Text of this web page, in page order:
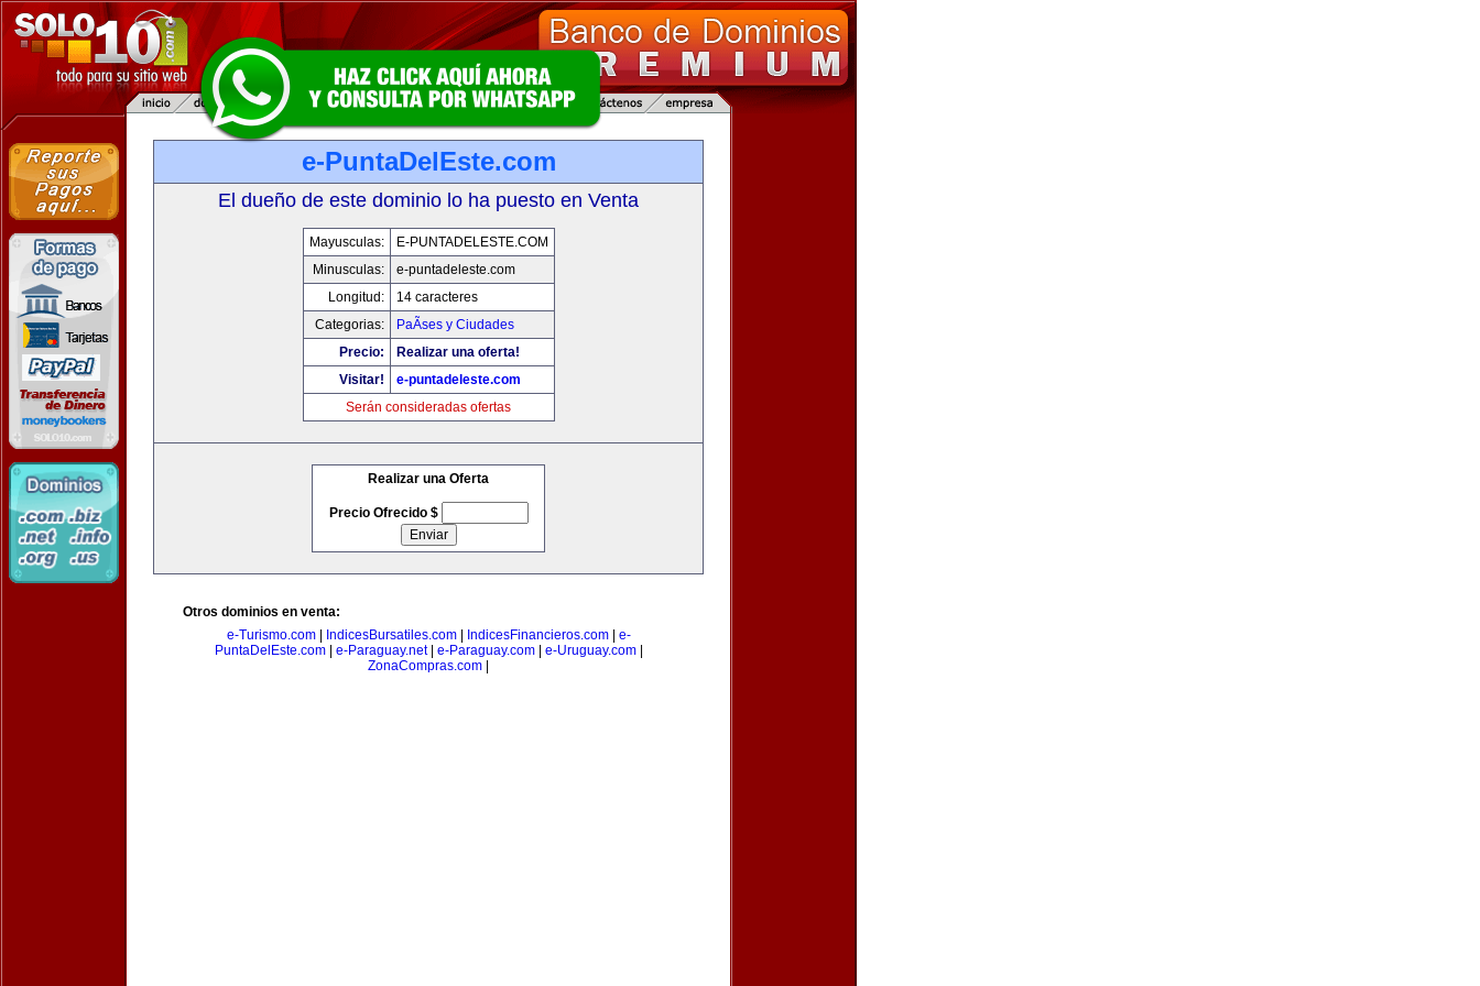
e-PuntaDelEste.com
El dueño de este dominio lo ha puesto en Venta
Mayusculas:
E-PUNTADELESTE.COM
Minusculas:
e-puntadeleste.com
Longitud:
14 caracteres
Categorias:
PaÃ­ses y Ciudades
Precio:
Realizar una oferta!
Visitar!
e-puntadeleste.com
Serán consideradas ofertas
Realizar una Oferta
Precio Ofrecido $
Otros dominios en venta:
e-Turismo.com| IndicesBursatiles.com| IndicesFinancieros.com| e-
PuntaDelEste.com| e-Paraguay.net| e-Paraguay.com| e-Uruguay.com|
ZonaCompras.com